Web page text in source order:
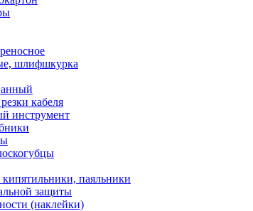
шлифшкурка
кабеля
инструмент
паяльники
защиты
(наклейки)